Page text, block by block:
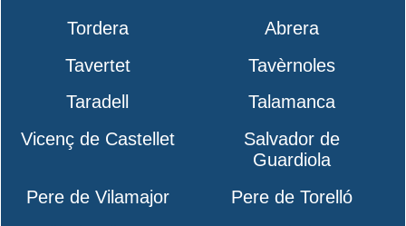
Tordera
Abrera
Tavertet
Tavèrnoles
Taradell
Talamanca
Vicenç de Castellet
Salvador de
Guardiola
Pere de Vilamajor
Pere de Torelló